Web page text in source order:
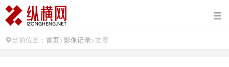
当前位置： 首页>影像记录>文章